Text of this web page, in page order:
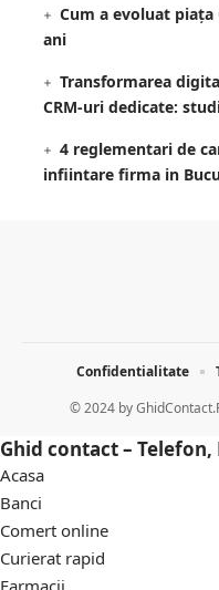
Cum a evoluat
ani
Transformarea
CRM-uri dedicate:
4 reglementari de
infiintare firma in
© 2024 by
Confidentialitate
Ghid contact –
Acasa
Banci
Comert online
Curierat rapid